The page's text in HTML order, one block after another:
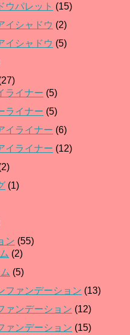
ウパレット (15)
イシャドウ (2)
イシャドウ (5)
ライナー (5)
ライナー (5)
イライナー (6)
イライナー (12)
(1)
ン (55)
(2)
(5)
ファンデーション (13)
ァンデーション (12)
ァンデーション (15)